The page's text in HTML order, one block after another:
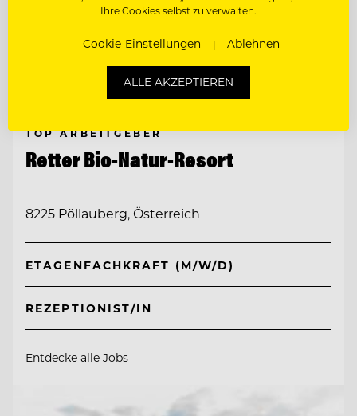
TOP ARBEITGEBER
Retter Bio-Natur-Resort
8225 Pöllauberg, Österreich
ETAGENFACHKRAFT (M/W/D)
REZEPTIONIST/IN
Entdecke alle Jobs
Ihre Cookies selbst zu verwalten.
Cookie-Einstellungen Ablehnen
ALLE AKZEPTIEREN